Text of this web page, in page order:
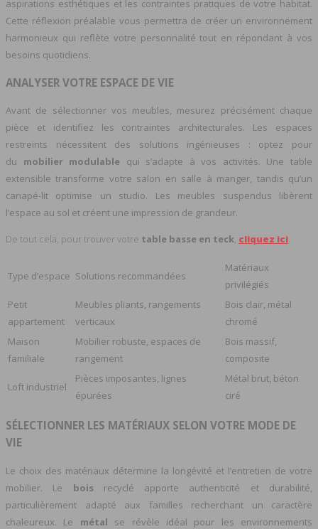
aspirations esthétiques et les contraintes pratiques de votre habitat.
Cette réflexion préalable vous permettra de créer un environnement
harmonieux qui reflète votre personnalité tout en répondant à vos
besoins quotidiens.
ANALYSER VOTRE ESPACE DE VIE
Avant de sélectionner vos meubles, mesurez précisément chaque
pièce et identifiez les contraintes architecturales. Les espaces
restreints nécessitent des solutions ingénieuses : optez pour
du mobilier modulable qui s’adapte à vos activités. Une table
extensible transforme votre salon en salle à manger, tandis qu’un
canapé-lit optimise un studio. Les meubles suspendus libèrent
l’espace au sol et créent une impression de grandeur.
De tout cela, pour trouver votre table basse en teck, cliquez ici.
Type d’espace Solutions recommandées
Matériaux
privilégiés
Petit
appartement
Meubles pliants, rangements
verticaux
Bois clair, métal
chromé
Maison
familiale
Mobilier robuste, espaces de
rangement
Bois massif,
composite
Loft industriel
Pièces imposantes, lignes
épurées
Métal brut, béton
ciré
SÉLECTIONNER LES MATÉRIAUX SELON VOTRE MODE DE
VIE
Le choix des matériaux détermine la longévité et l’entretien de votre
mobilier. Le bois recyclé apporte authenticité et durabilité,
particulièrement adapté aux familles recherchant un caractère
chaleureux. Le métal se révèle idéal pour les environnements